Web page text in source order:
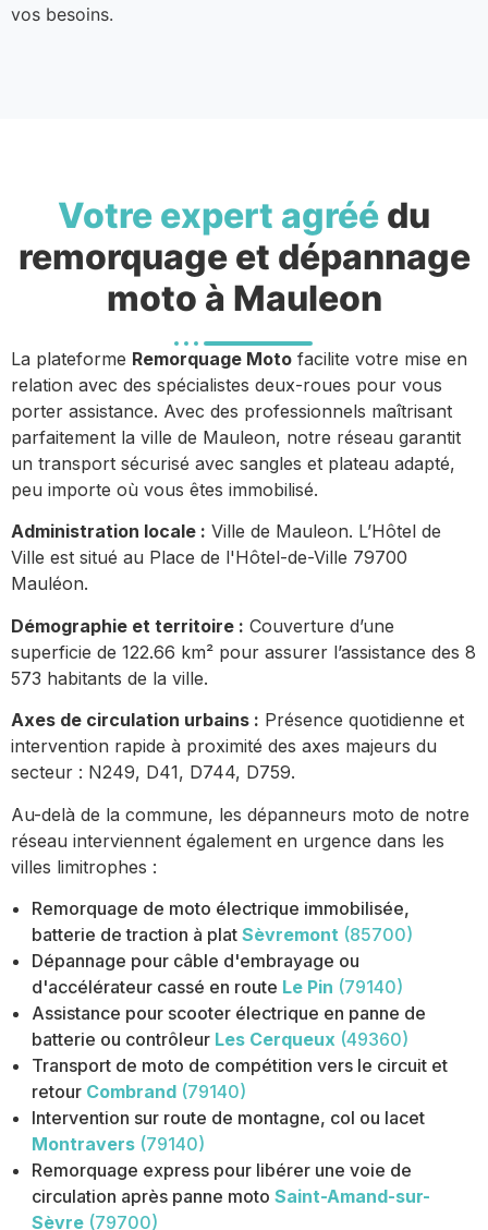
vos besoins.
Votre expert agréé du
remorquage et dépannage
moto à Mauleon
La plateforme Remorquage Moto facilite votre mise en
relation avec des spécialistes deux-roues pour vous
porter assistance. Avec des professionnels maîtrisant
parfaitement la ville de Mauleon, notre réseau garantit
un transport sécurisé avec sangles et plateau adapté,
peu importe où vous êtes immobilisé.
Administration locale : Ville de Mauleon. L’Hôtel de
Ville est situé au Place de l'Hôtel-de-Ville 79700
Mauléon.
Démographie et territoire : Couverture d’une
superficie de 122.66 km² pour assurer l’assistance des 8
573 habitants de la ville.
Axes de circulation urbains : Présence quotidienne et
intervention rapide à proximité des axes majeurs du
secteur : N249, D41, D744, D759.
Au-delà de la commune, les dépanneurs moto de notre
réseau interviennent également en urgence dans les
villes limitrophes :
Remorquage de moto électrique immobilisée,
batterie de traction à plat Sèvremont (85700)
Dépannage pour câble d'embrayage ou
d'accélérateur cassé en route Le Pin (79140)
Assistance pour scooter électrique en panne de
batterie ou contrôleur Les Cerqueux (49360)
Transport de moto de compétition vers le circuit et
retour Combrand (79140)
Intervention sur route de montagne, col ou lacet
Montravers (79140)
Remorquage express pour libérer une voie de
circulation après panne moto Saint-Amand-sur-
Sèvre (79700)